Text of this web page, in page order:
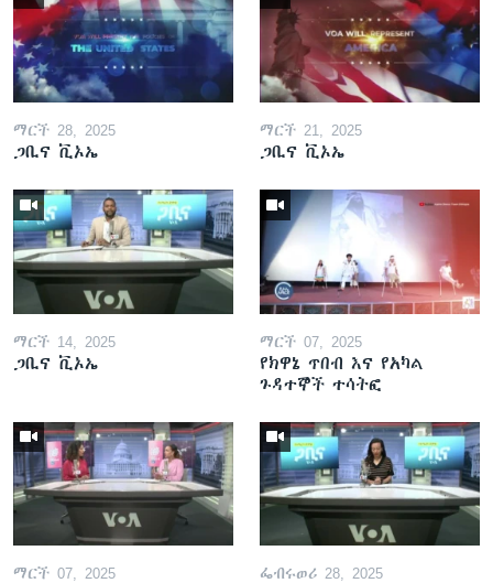
ማርች 28, 2025
ጋቢና ቪኦኤ
ማርች 21, 2025
ጋቢና ቪኦኤ
ማርች 14, 2025
ጋቢና ቪኦኤ
ማርች 07, 2025
የክዋኔ ጥበብ እና የአካል
ጉዳተኞች ተሳትፎ
ማርች 07, 2025 ፌብሩወሪ 28, 2025